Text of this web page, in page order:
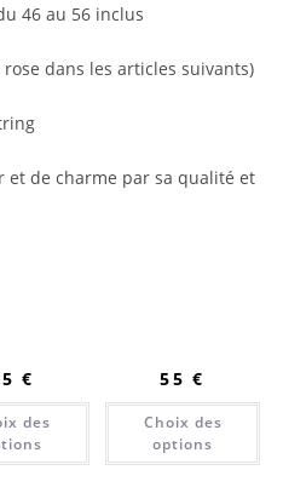
46 au 56 inclus
dans les articles suivants)
et de charme par sa qualité et
€
des
55€
Choix des
options